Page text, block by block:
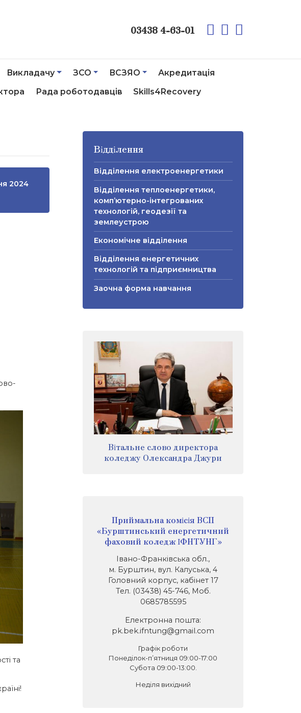
03438 4-63-01
Викладачу ЗСО ВСЗЯО
Акредитація
Рада роботодавців
Skills4Recovery
2024
та
Відділення
Відділення електроенергетики
Відділення теплоенергетики,
комп’ютерно-інтегрованих
технологій, геодезії та
землеустрою
Економічне відділення
Відділення енергетичних
технологій та підприємництва
Заочна форма навчання
Вітальне слово директора
коледжу Олександра Джури
Приймальна комісія ВСП
«Бурштинський енергетичний
фаховий коледж ІФНТУНГ»
Івано-Франківська обл.,
м. Бурштин, вул. Калуська, 4
Головний корпус, кабінет 17
Тел. (03438) 45-746, Моб.
0685785595
Електронна пошта:
pk.bek.ifntung@gmail.com
Графік роботи
Понеділок-п’ятниця 09:00-17:00
Субота 09:00-13:00.
Неділя вихідний